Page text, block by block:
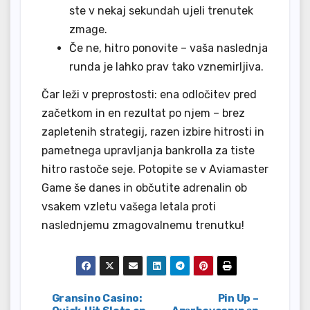
ste v nekaj sekundah ujeli trenutek
zmage.
Če ne, hitro ponovite – vaša naslednja
runda je lahko prav tako vznemirljiva.
Čar leži v preprostosti: ena odločitev pred
začetkom in en rezultat po njem – brez
zapletenih strategij, razen izbire hitrosti in
pametnega upravljanja bankrolla za tiste
hitro rastoče seje. Potopite se v Aviamaster
Game še danes in občutite adrenalin ob
vsakem vzletu vašega letala proti
naslednjemu zmagovalnemu trenutku!
Pin Up –
Gransino Casino: